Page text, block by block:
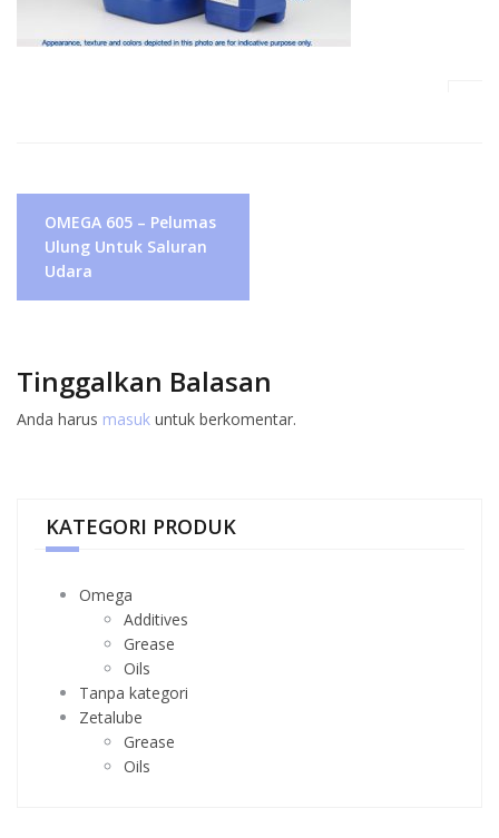
posOMEGA 605 – Pelumas
Ulung Untuk Saluran
Udara
Tinggalkan Balasan
Anda harus masuk untuk berkomentar.
KATEGORI PRODUK
Omega
Additives
Grease
Oils
Tanpa kategori
Zetalube
Grease
Oils